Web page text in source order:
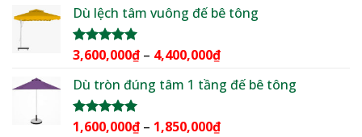
5 sao
là:
tại
3,600,000₫.
Dù lệch tâm vuông đế bê tông
Được xếp
5 sao
3,600,000₫ – 4,400,000₫Khoảng
từ
đến
Dù tròn đúng tâm 1 tầng đế bê tông
Được xếp
1,600,000₫ – 1,850,000₫Khoảng